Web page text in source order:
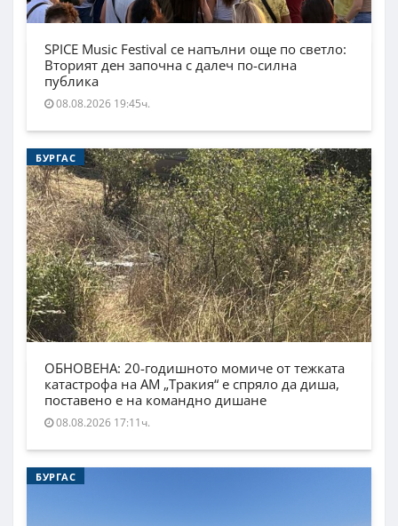
SPICE Music Festival се напълни още по светло:
Вторият ден започна с далеч по-силна
публика
08.08.2026 19:45ч.
БУРГАС
ОБНОВЕНА: 20-годишното момиче от тежката
катастрофа на АМ „Тракия“ е спряло да диша,
поставено е на командно дишане
08.08.2026 17:11ч.
БУРГАС